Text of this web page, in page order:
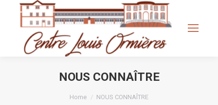
Search:
NOUS CONNAÎTRE
Home NOUS CONNAÎTRE